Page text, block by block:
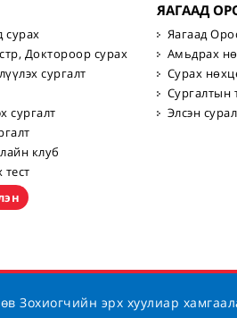
сурах
Доктороор сурах
сургалт
сургалт
клуб
ЯАГААД
Яагаад
Амьдрах
Сурах
Сургалтын
Элсэн
Зохиогчийн эрх хуулиар